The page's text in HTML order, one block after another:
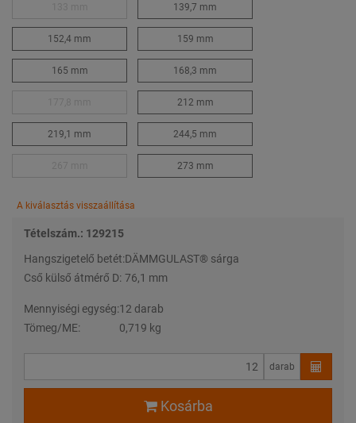
139,7 mm
152,4 mm 159 mm
165 mm 168,3 mm
212 mm
219,1 mm 244,5 mm
273 mm
A kiválasztás visszaállítása
Tételszám.: 129215
Hangszigetelő betét:DÄMMGULAST® sárga
Cső külső átmérő D: 76,1 mm
Mennyiségi egység:12 darab
Tömeg/ME:
0,719 kg
darab
Kosárba